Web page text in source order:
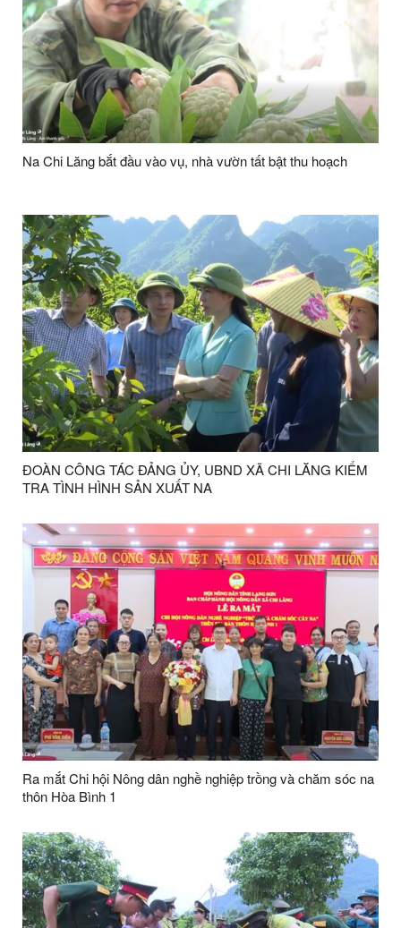
Na Chi Lăng bắt đầu vào vụ, nhà vườn tất bật thu hoạch
ĐOÀN CÔNG TÁC ĐẢNG ỦY, UBND XÃ CHI LĂNG KIỂM
TRA TÌNH HÌNH SẢN XUẤT NA
Ra mắt Chi hội Nông dân nghề nghiệp trồng và chăm sóc na
thôn Hòa Bình 1